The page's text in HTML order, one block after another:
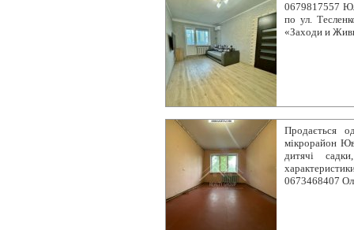
0679817557
по ул.
«Заходи и
Продається
мікрорайон
дитячі
0673468407